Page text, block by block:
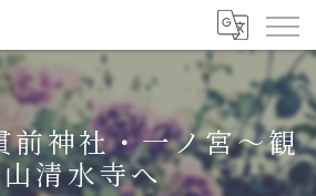
前神社・一ノ宮〜観
清水寺へ